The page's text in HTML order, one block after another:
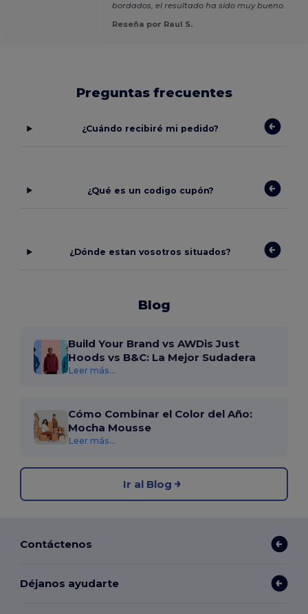
bordados, el resultado ha sido muy bueno.
Reseña por Raul S.
Preguntas frecuentes
¿Cuándo recibiré mi pedido?
¿Qué es un codigo cupón?
¿Dónde estan vosotros situados?
Blog
Build Your Brand vs AWDis Just
Hoods vs B&C: La Mejor Sudadera
Leer más...
Cómo Combinar el Color del Año:
Mocha Mousse
Leer más...
Ir al Blog
Contáctenos
Déjanos ayudarte